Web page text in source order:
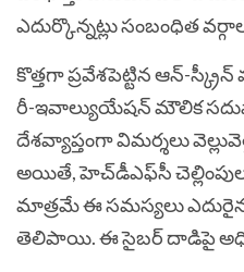
ఎదుర్కొన్నట్లు సంబంధిత
కొత్తగా ప్రవేశపెట్టిన ఆన్-
రీ-ఇవాల్యుయేషన్ మౌలిక
దేశవ్యాప్తంగా విమర్శలు
అయితే, హెచ్‌డీఎఫ్‌సీ
మాత్రమే ఈ సమస్యలు
తెలిపాయి. ఈ సైబర్‌ దాడిపై